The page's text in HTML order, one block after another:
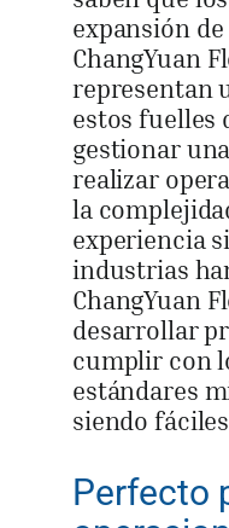
expansión
ChangYuan
representan
estos fuelles
gestionar
realizar
la
experiencia
industrias
ChangYuan
desarrollar
cumplir con
estándares
siendo
Perfecto